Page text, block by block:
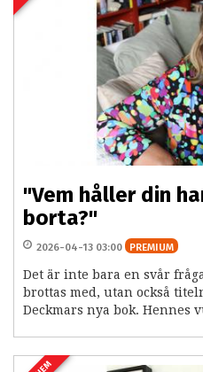
"Vem håller din
borta?"
2026-04-13 03:00 PREMIUM
Det är inte bara en svår
brottas med, utan också
Deckmars nya bok. Hennes